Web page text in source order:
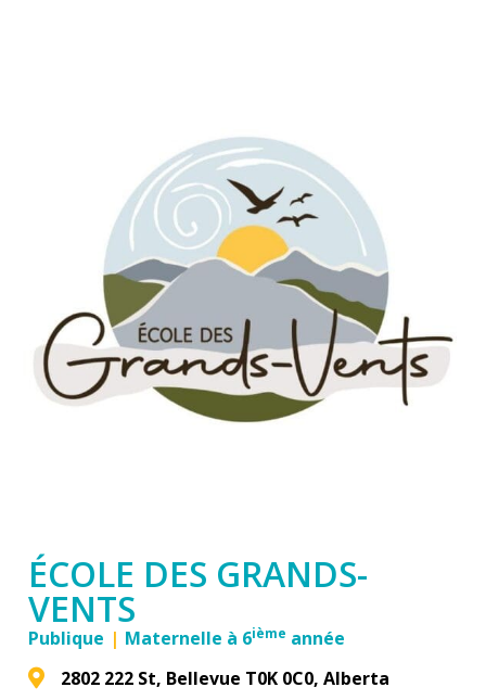
ÉCOLE DES GRANDS-
VENTS
Publique | Maternelle à 6ième année
2802 222 St, Bellevue T0K 0C0, Alberta